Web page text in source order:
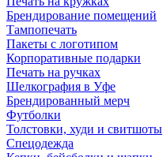
Брендирование помещений
Тампопечать
Пакеты с логотипом
Корпоративные подарки
Печать на ручках
Шелкография в Уфе
Брендированный мерч
Футболки
Толстовки, худи и свитшоты
Спецодежда